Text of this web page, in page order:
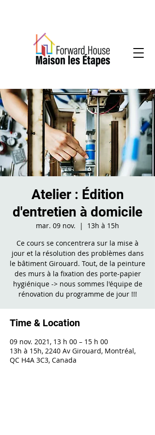
Atelier : Édition
d'entretien à domicile
mar. 09 nov.
  |
13h à 15h
Ce cours se concentrera sur la mise à
jour et la résolution des problèmes dans
le bâtiment Girouard. Tout, de la peinture
des murs à la fixation des porte-papier
hygiénique -> nous sommes l'équipe de
rénovation du programme de jour !!!
Time & Location
09 nov. 2021, 13 h 00 – 15 h 00
13h à 15h, 2240 Av Girouard, Montréal,
QC H4A 3C3, Canada